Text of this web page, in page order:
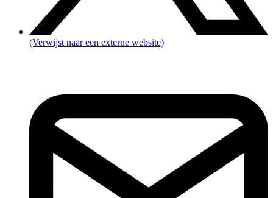
(Verwijst naar een externe website)